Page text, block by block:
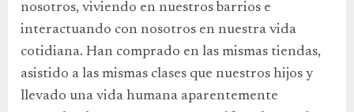
nosotros, viviendo en nuestros barrios e
interactuando con nosotros en nuestra vida
cotidiana. Han comprado en las mismas tiendas,
asistido a las mismas clases que nuestros hijos y
llevado una vida humana aparentemente